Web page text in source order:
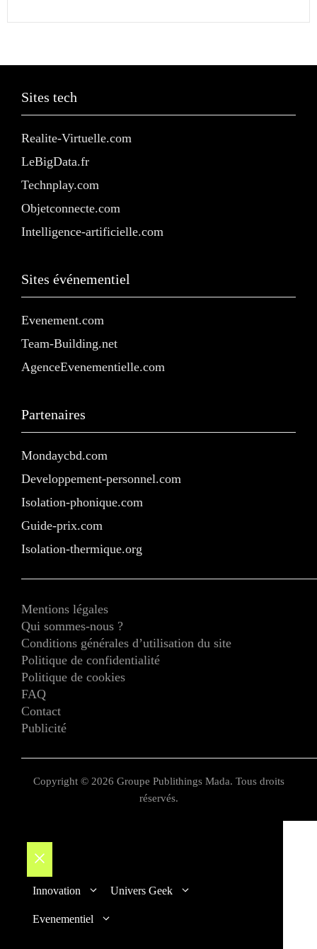
Sites tech
Realite-Virtuelle.com
LeBigData.fr
Technplay.com
Objetconnecte.com
Intelligence-artificielle.com
Sites événementiel
Evenement.com
Team-Building.net
AgenceEvenementielle.com
Partenaires
Mondaycbd.com
Developpement-personnel.com
Isolation-phonique.com
Guide-prix.com
Isolation-thermique.org
Mentions légales
Qui sommes-nous ?
Conditions générales d’utilisation du site
Politique de confidentialité
Politique de cookies
FAQ
Contact
Publicité
Copyright © 2026 Groupe Publithings Mada. Tous droits
réservés.
Fermer
Innovation Univers Geek
Evenementiel